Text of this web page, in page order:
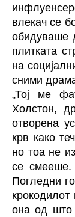
влекач се
обидуваше
плитката
на
сними
„Тој ме
Холстон,
отворена
крв како
но тоа не
се смееше.
Погледни
она од што